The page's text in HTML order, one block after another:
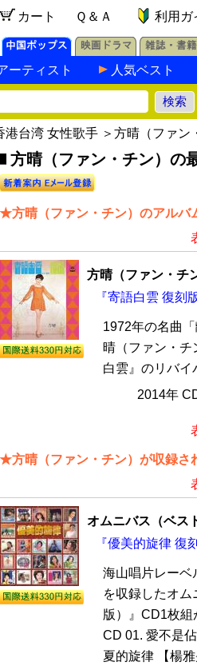
カート Ｑ＆Ａ 利用ガ
ーティスト 人気ベスト
港台湾 女性歌手 ＞方晴（ファン
方晴（ファン・チン）の
★方晴（ファン・チン）のアルバ
方晴（ファン・チ
『寄語白雲 復刻
1972年の名曲
晴（ファン・
白雲』のリバイ
2014年
★方晴（ファン・チン）が収録さ
オムニバス（ベス
『優美的旋律 復
海山唱片レーベ
を収録したオ
版）』CD1枚
CD 01. 愛不是
夏的旋律 【楊